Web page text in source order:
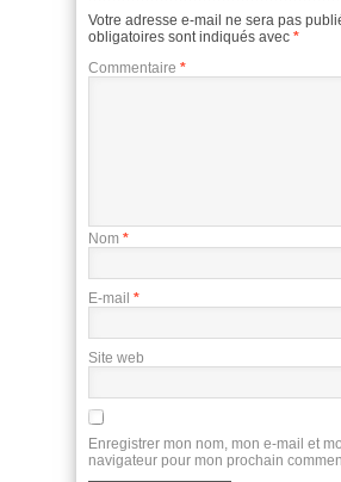
Votre adresse e-mail ne sera pas
obligatoires sont indiqués avec *
Commentaire *
Nom *
E-mail *
Site web
Enregistrer mon nom, mon e-mail et
navigateur pour mon prochain